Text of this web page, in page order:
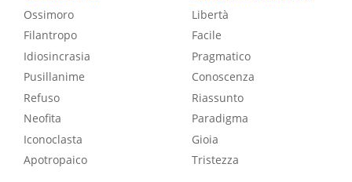
Ossimoro
Filantropo
Idiosincrasia
Pusillanime
Refuso
Neofita
Iconoclasta
Apotropaico
Libertà
Facile
Pragmatico
Conoscenza
Riassunto
Paradigma
Gioia
Tristezza